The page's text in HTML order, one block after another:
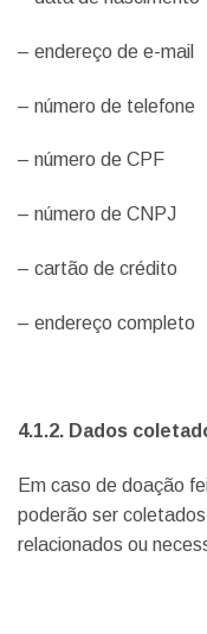
– endereço de e-mail
– número de telefone
– número de CPF
– número de CNPJ
– cartão de crédito
– endereço completo
4.1.2. Dados
Em caso de doação
poderão ser
relacionados ou